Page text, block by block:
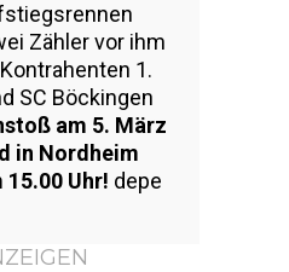
Zähler vor ihm
1.
SC Böckingen
am 5. März
in Nordheim
Uhr! depe